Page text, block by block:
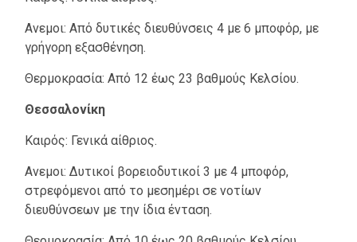
Ανεμοι: Από δυτικές διευθύνσεις 4 με 6 μποφόρ, με
γρήγορη εξασθένηση.
Θερμοκρασία: Από 12 έως 23 βαθμούς Κελσίου.
Θεσσαλονίκη
Καιρός: Γενικά αίθριος.
Ανεμοι: Δυτικοί βορειοδυτικοί 3 με 4 μποφόρ,
στρεφόμενοι από το μεσημέρι σε νοτίων
διευθύνσεων με την ίδια ένταση.